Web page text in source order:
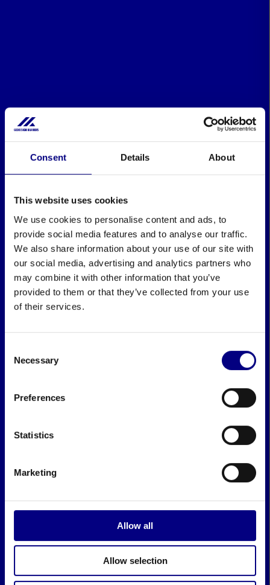
Consent Details About
This website uses cookies
We use cookies to personalise content and ads, to
provide social media features and to analyse our traffic.
We also share information about your use of our site with
our social media, advertising and analytics partners who
may combine it with other information that you’ve
provided to them or that they’ve collected from your use
of their services.
Selection
Necessary
Preferences
Statistics
Marketing
Allow all
Allow selection